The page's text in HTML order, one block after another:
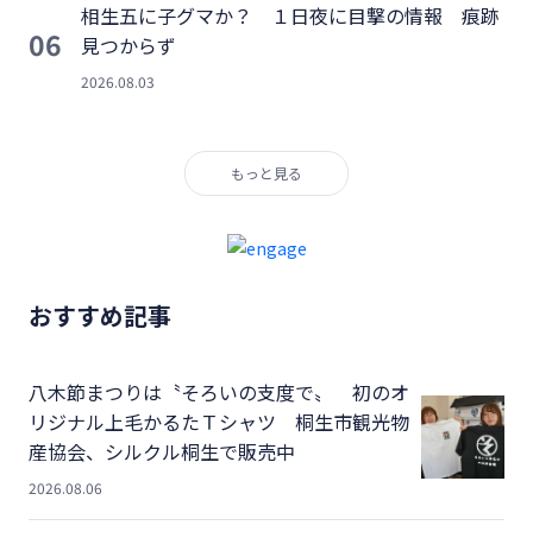
06
相生五に子グマか？ １日夜に目撃の情報 痕跡
見つからず
2026.08.03
もっと見る
おすすめ記事
八木節まつりは〝そろいの支度で〟 初のオ
リジナル上毛かるたＴシャツ 桐生市観光物
産協会、シルクル桐生で販売中
2026.08.06